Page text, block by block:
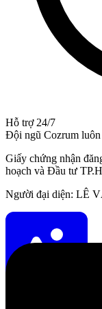
Hỗ trợ 24/7
Đội ngũ Cozrum luôn
Giấy chứng nhận
hoạch và Đầu tư
Người đại diện: LÊ